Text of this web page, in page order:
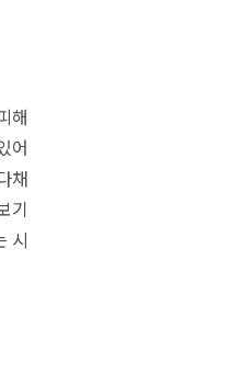
해
어
채
기
시